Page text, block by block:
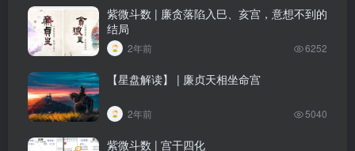
紫微斗数 | 廉贪落陷入巳、亥宫，意想不到的
结局
2年前 6252
【星盘解读】 | 廉贞天相坐命宫
2年前 5040
紫微斗数 | 宫干四化